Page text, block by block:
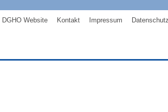
DGHO Website Kontakt Impressum Datenschutz